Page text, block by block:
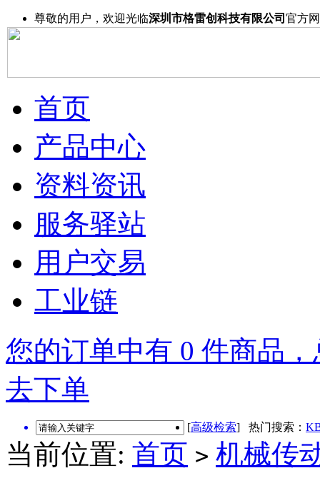
尊敬的用户，欢迎光临深圳市格雷创科技有限公司 官方
首页
产品中心
资料资讯
服务驿站
用户交易
工业链
您的订单中有 0 件商品
去下单
[高级检索] 热门搜索：
当前位置: 首页 > 机械传